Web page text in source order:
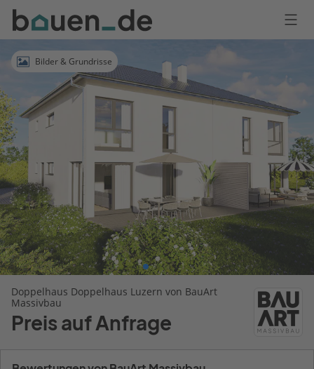
Bauen
Logo
AnmeldenBilder & Grundrisse
Doppelhaus Doppelhaus Luzern von BauArt
Massivbau
Preis auf Anfrage